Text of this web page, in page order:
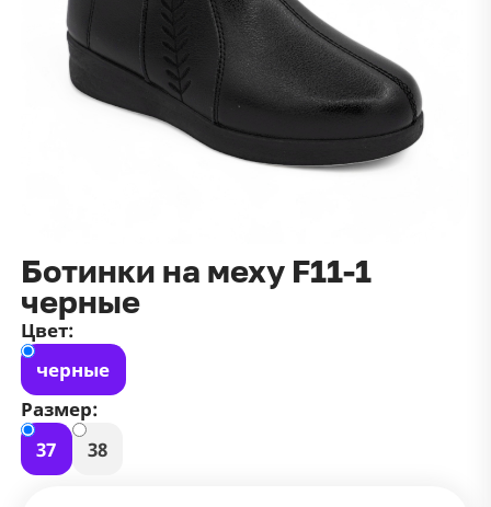
Ботинки на меху F11-1
черные
Цвет:
черные
Размер:
37
38
данных
публичной оффертой
Зарегистрироваться
100 ₽ 100 ₽
Белый